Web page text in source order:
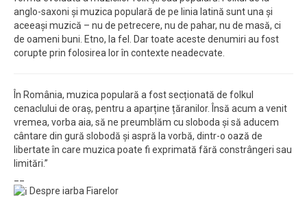
anglo-saxoni și muzica populară de pe linia latină sunt una și
aceeași muzică – nu de petrecere, nu de pahar, nu de masă, ci
de oameni buni. Etno, la fel. Dar toate aceste denumiri au fost
corupte prin folosirea lor în contexte neadecvate.
În România, muzica populară a fost secționată de folkul
cenaclului de oraș, pentru a aparține țăranilor. Însă acum a venit
vremea, vorba aia, să ne preumblăm cu sloboda și să aducem
cântare din gură slobodă și aspră la vorbă, dintr-o oază de
libertate în care muzica poate fi exprimată fără constrângeri sau
limitări.”
Despre iarba Fiarelor